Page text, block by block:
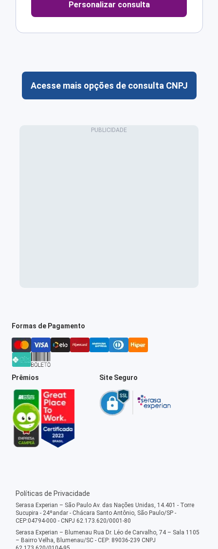
Personalizar consulta
Acesse mais opções de consulta CNPJ
Formas de Pagamento
Prêmios Site Seguro
Políticas de Privacidade
Serasa Experian – São Paulo Av. das Nações Unidas, 14.401 - Torre
Sucupira - 24ºandar - Chácara Santo Antônio, São Paulo/SP -
CEP:04794-000 - CNPJ 62.173.620/0001-80
Serasa Experian – Blumenau Rua Dr. Léo de Carvalho, 74 – Sala 1105
– Bairro Velha, Blumenau/SC - CEP: 89036-239 CNPJ